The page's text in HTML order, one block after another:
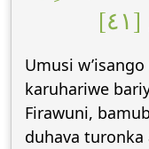
Umusi
karuhariwe
Firawuni,
duhava